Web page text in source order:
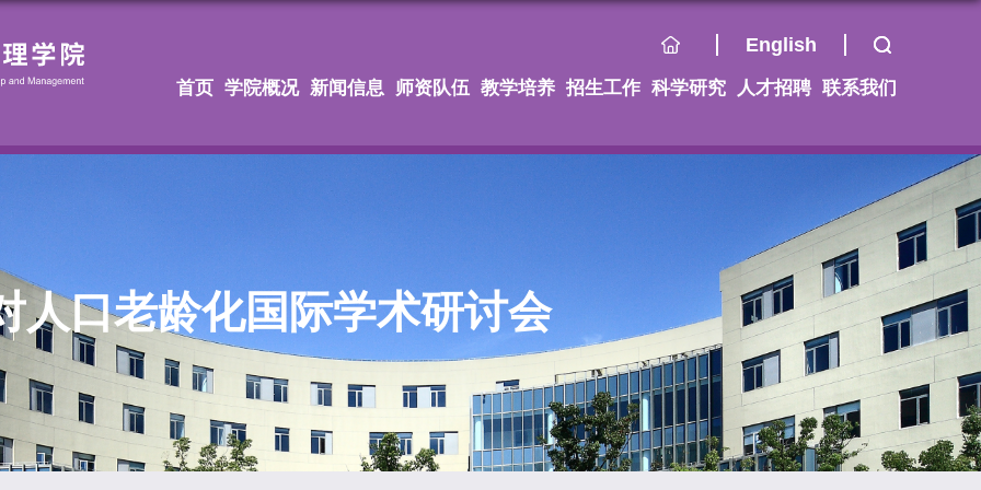
English
首页 学院概况 新闻信息 师资队伍 教学培养 招生工作 科学研究 人才招聘 联系我们
人口老龄化国际学术研讨会